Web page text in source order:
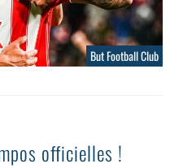
But Football Club
officielles !